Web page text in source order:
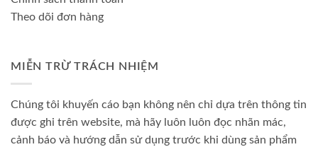
Theo dõi đơn hàng
MIỄN TRỪ TRÁCH NHIỆM
Chúng tôi khuyến cáo bạn không nên chỉ dựa trên thông tin
được ghi trên website, mà hãy luôn luôn đọc nhãn mác,
cảnh báo và hướng dẫn sử dụng trước khi dùng sản phẩm